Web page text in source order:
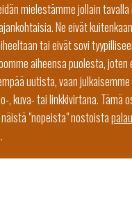
mielestämme jollain
Ne eivät
tai eivät sovi
aiheensa puolesta,
uutista, vaan
, kuva- tai linkkivirtana. Tämä
"nopeista" nostoista